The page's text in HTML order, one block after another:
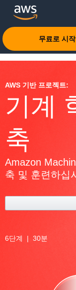
메인 콘텐츠로 건너뛰기
Amazon
무료로 시작
AWS 기반 프로젝트:
기계
축
Amazon
축 및 훈련하십
6단계 | 30분